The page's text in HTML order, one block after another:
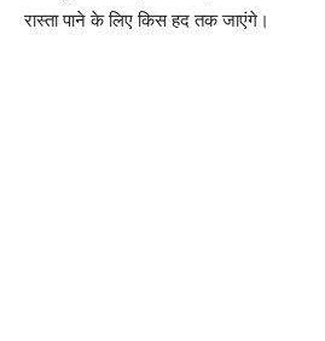
रास्ता पाने के लिए किस हद तक जाएंगे।